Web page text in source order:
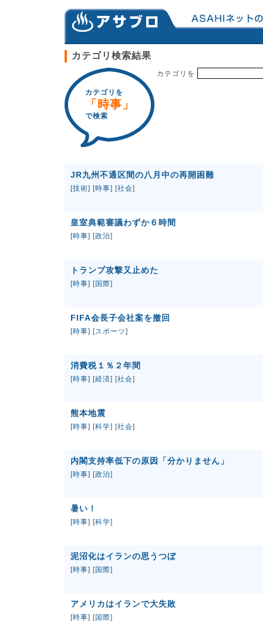
カテゴリ検索結果
カテゴリを
「時事」
で検索
カテゴリを
JR九州不通区間の八月中の再開困難
[技術] [時事] [社会]
皇室典範審議わずか６時間
[時事] [政治]
トランプ攻撃又止めた
[時事] [国際]
FIFA会長子会社案を撤回
[時事] [スポーツ]
消費税１％２年間
[時事] [経済] [社会]
熊本地震
[時事] [科学] [社会]
内閣支持率低下の原因「分かりません」
[時事] [政治]
暑い！
[時事] [科学]
泥沼化はイランの思うつぼ
[時事] [国際]
アメリカはイランで大失敗
[時事] [国際]